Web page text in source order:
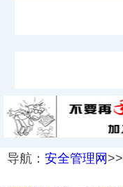
导航： 安全管理网 >>